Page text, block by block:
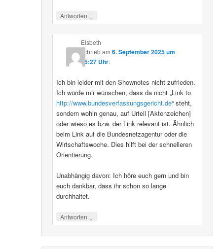
Antworten ↓
Elsbeth
schriebam 6. September 2025 um
15:27 Uhr:
Ich bin leider mit den Shownotes nicht zufrieden.
Ich würde mir wünschen, dass da nicht „Link to
http://www.bundesverfassungsgericht.de“ steht,
sondern wohin genau, auf Urteil [Aktenzeichen]
oder wieso es bzw. der Link relevant ist. Ähnlich
beim Link auf die Bundesnetzagentur oder die
Wirtschaftswoche. Dies hilft bei der schnelleren
Orientierung.
Unabhängig davon: Ich höre euch gern und bin
euch dankbar, dass ihr schon so lange
durchhaltet.
Antworten ↓